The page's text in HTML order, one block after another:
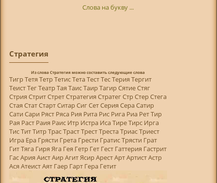
Слова на букву ...
Стратегия
Из словаСтратегия можно составить следующие слова
Тигр Тетя Тетр Тетис Тета Тест Тес Терия Тергит
Теист Тег Театр Тая Таис Таир Тагир Сятие Стяг
Стрия Стрит Стрет Стратегия Стратег Стр Стер Стега
Стая Стат Старт Ситар Сиг Сет Серия Сера Сатир
Сати Сари Ряст Ряса Рия Рита Рис Рига Риа Рет Тир
Рая Раст Раия Раис Итр Истра Иса Тире Тирс Ирга
Тис Тит Титр Трас Траст Трест Треста Триас Триест
Игра Ера Грясти Грета Грести Гратис Трясти Грат
Гит Тяга Гиря Яга Гея Гетр Гет Гест Гаттерия Гастрит
Гас Ария Аист Аир Агит Ясир Арест Арт Артист Астр
Ася Атеист Аят Гаер Гарт Гера Гетит